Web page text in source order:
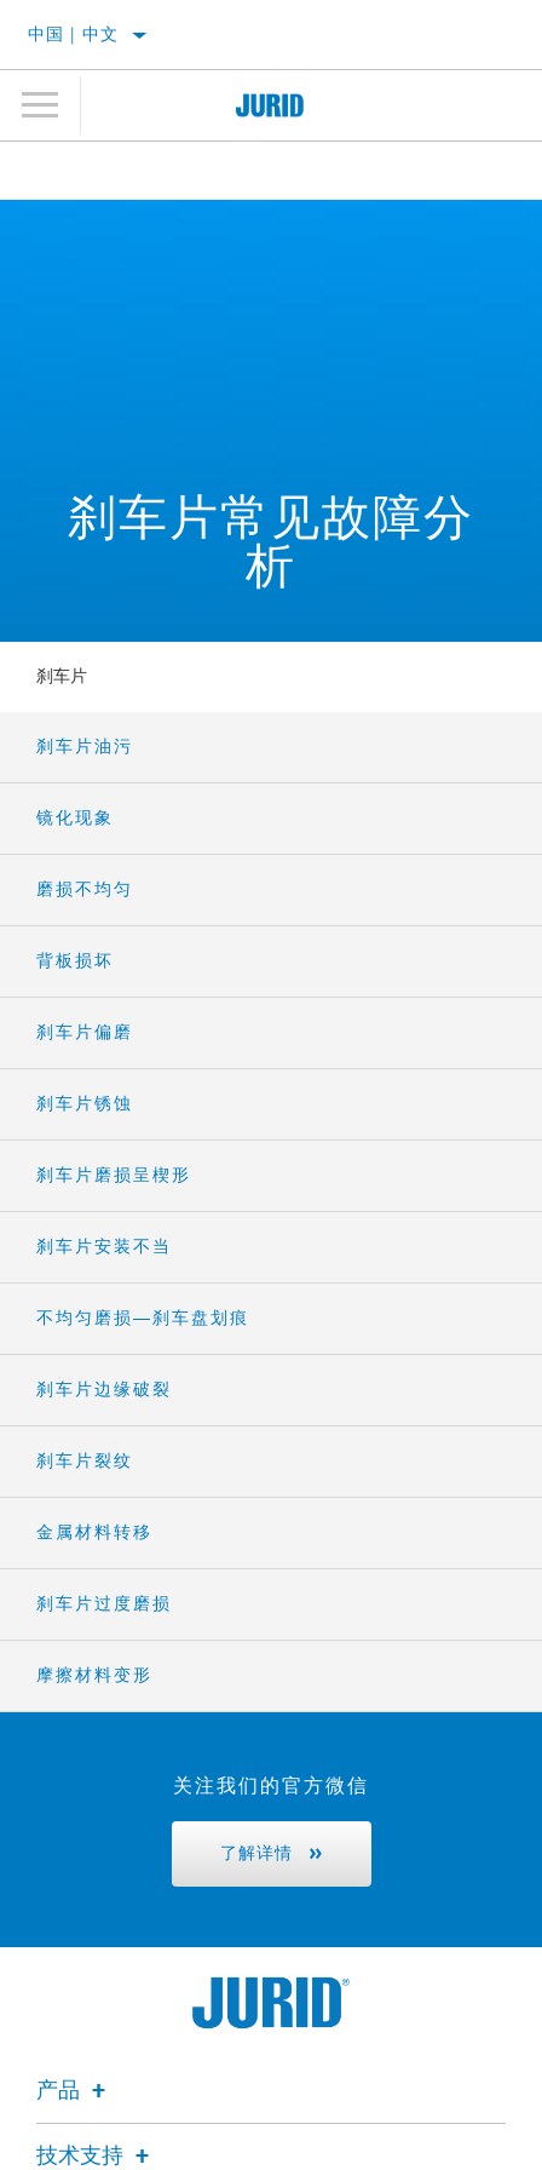
中国 | 中文
刹车片常见故障分
析
刹车片
刹车片油污
镜化现象
磨损不均匀
背板损坏
刹车片偏磨
刹车片锈蚀
刹车片磨损呈楔形
刹车片安装不当
不均匀磨损—刹车盘划痕
刹车片边缘破裂
刹车片裂纹
金属材料转移
刹车片过度磨损
摩擦材料变形
关注我们的官方微信
了解详情
产品
技术支持